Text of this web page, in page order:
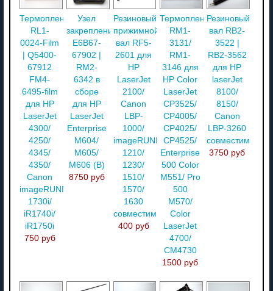
Термопленка
RL1-
0024-Film
| Q5400-
67912
FM4-
6495-film
для HP
LaserJet
4300/
4250/
4345/
4350/
Canon
imageRUNNER
1730i/
iR1740i/
iR1750i
750 руб
Узел
закрепления
E6B67-
67902 |
RM2-
6342 в
сборе
для HP
LaserJet
Enterprise
M604/
M605/
M606 (В)
8750 руб
Резиновый
прижимной
вал RF5-
2601 для
HP
LaserJet
2100/
Canon
LBP-
1000/
imageRUNNER
1210/
1230/
1510/
1570/
1630
совместимый
400 руб
Термопленка
RM1-
3131/
RM1-
3146 для
HP Color
LaserJet
CP3525/
CP4005/
CP4025/
CP4525/
Enterprise
500 Color
M551/ Pro
500
M570/
Color
LaserJet
4700/
CM4730
1500 руб
Резиновый
вал RB2-
3522 |
RB2-3562
для HP
laserJet
8100/
8150/
Canon
LBP-3260
совместимый
3750 руб